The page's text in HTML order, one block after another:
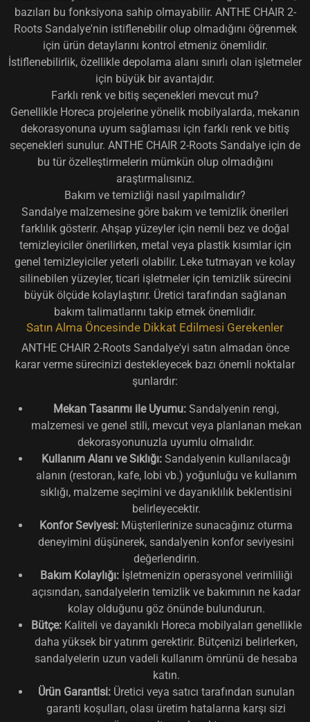
bazıları bu fonksiyona sahip olmayabilir. ANTHE CHAIR 2-
Roots Sandalye'nin istiflenebilir olup olmadığını öğrenmek
için ürün detaylarını kontrol etmeniz önemlidir.
İstiflenebilirlik, özellikle depolama alanı sınırlı olan işletmeler
için büyük bir avantajdır.
Farklı renk ve bitiş seçenekleri mevcut mu?
Genellikle Horeca projelerine yönelik mobilyalarda, mekanın
dekorasyonuna uyum sağlaması için farklı renk ve bitiş
seçenekleri sunulur. ANTHE CHAIR 2-Roots Sandalye için de
bu tür özelleştirmelerin mümkün olup olmadığını
araştırmalısınız.
Bakım ve temizliği nasıl yapılmalıdır?
Sandalye malzemesine göre bakım ve temizlik önerileri
farklılık gösterir. Ahşap yüzeyler için nemli bez ve doğal
temizleyiciler önerilirken, metal veya plastik kısımlar için
genel temizleyiciler yeterli olabilir. Leke tutmayan ve kolay
silinebilen yüzeyler, ticari işletmeler için temizlik sürecini
büyük ölçüde kolaylaştırır. Üretici tarafından sağlanan
bakım talimatlarını takip etmek önemlidir.
Satın Alma Öncesinde Dikkat Edilmesi Gerekenler
ANTHE CHAIR 2-Roots Sandalye'yi satın almadan önce
karar verme sürecinizi destekleyecek bazı önemli noktalar
şunlardır:
Mekan Tasarımı ile Uyumu: Sandalyenin rengi,
malzemesi ve genel stili, mevcut veya planlanan mekan
dekorasyonunuzla uyumlu olmalıdır.
Kullanım Alanı ve Sıklığı: Sandalyenin kullanılacağı
alanın (restoran, kafe, lobi vb.) yoğunluğu ve kullanım
sıklığı, malzeme seçimini ve dayanıklılık beklentisini
belirleyecektir.
Konfor Seviyesi: Müşterilerinize sunacağınız oturma
deneyimini düşünerek, sandalyenin konfor seviyesini
değerlendirin.
Bakım Kolaylığı:İşletmenizin operasyonel verimliliği
açısından, sandalyelerin temizlik ve bakımının ne kadar
kolay olduğunu göz önünde bulundurun.
Bütçe:Kaliteli ve dayanıklı Horeca mobilyaları genellikle
daha yüksek bir yatırım gerektirir. Bütçenizi belirlerken,
sandalyelerin uzun vadeli kullanım ömrünü de hesaba
katın.
Ürün Garantisi:Üretici veya satıcı tarafından sunulan
garanti koşulları, olası üretim hatalarına karşı sizi